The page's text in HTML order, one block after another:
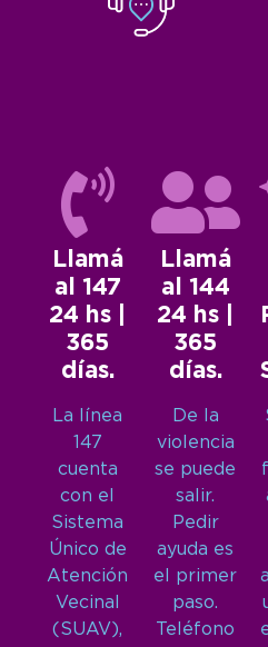
Llamá
al 147
24 hs |
365
días.
La línea
147
cuenta
con el
Sistema
Único de
Atención
Vecinal
(SUAV),
Llamá
al 144
24 hs |
365
días.
De la
violencia
se puede
salir.
Pedir
ayuda es
el primer
paso.
Teléfono